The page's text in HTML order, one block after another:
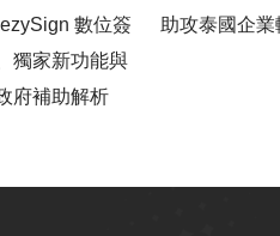
數位簽
獨家新功能與
府補助解析
助攻泰國企業